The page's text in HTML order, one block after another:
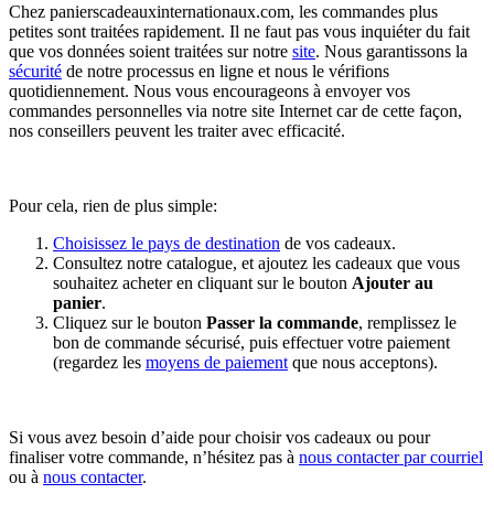
Chez panierscadeauxinternationaux.com, les commandes plus
petites sont traitées rapidement. Il ne faut pas vous inquiéter du fait
que vos données soient traitées sur notre site. Nous garantissons la
sécurité de notre processus en ligne et nous le vérifions
quotidiennement. Nous vous encourageons à envoyer vos
commandes personnelles via notre site Internet car de cette façon,
nos conseillers peuvent les traiter avec efficacité.
Pour cela, rien de plus simple:
Choisissez le pays de destination de vos cadeaux.
Consultez notre catalogue, et ajoutez les cadeaux que vous
souhaitez acheter en cliquant sur le bouton Ajouter au
panier.
Cliquez sur le bouton Passer la commande, remplissez le
bon de commande sécurisé, puis effectuer votre paiement
(regardez les moyens de paiement que nous acceptons).
Si vous avez besoin d’aide pour choisir vos cadeaux ou pour
finaliser votre commande, n’hésitez pas à nous contacter par courriel
ou à nous contacter.